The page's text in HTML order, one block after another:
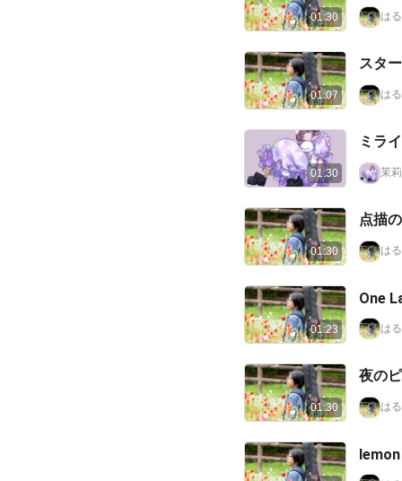
01:30 は
01:07
スタ
は
01:30
ミラ
茉
01:30
点描
は
01:23
One
は
01:30
夜の
は
lemon